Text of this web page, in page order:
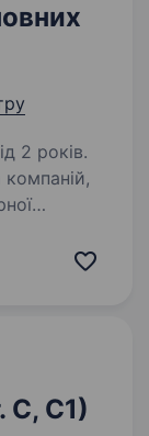
2 років.
С, С1)